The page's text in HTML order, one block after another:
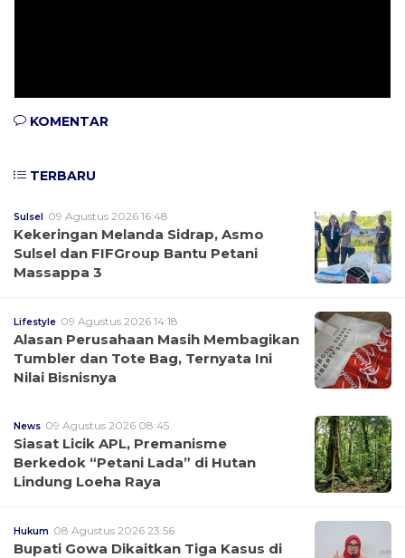
KOMENTAR
TERBARU
Sulsel 09 Agustus 2026 16:48
Kekeringan Melanda Sidrap, Asmo
Sulsel dan FIFGroup Bantu Petani
Massappa 3
Lifestyle 09 Agustus 2026 14:18
Alasan Perusahaan Masih Membagikan
Tumbler dan Tote Bag, Ternyata Ini
Nilai Bisnisnya
News 09 Agustus 2026 08:45
Siasat Licik APL, Premanisme
Berkedok “Petani Lada” di Hutan
Lindung Loeha Raya
Hukum 08 Agustus 2026 23:56
Bupati Gowa Dikaitkan Tiga Kasus di